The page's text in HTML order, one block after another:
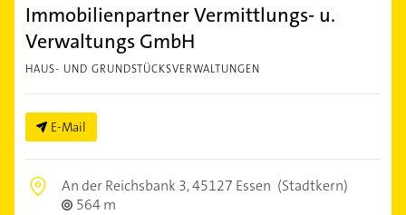
Immobilienpartner Vermittlungs- u.
Verwaltungs GmbH
HAUS- UND GRUNDSTÜCKSVERWALTUNGEN
E-Mail
An der Reichsbank 3,45127 Essen (Stadtkern)
564 m